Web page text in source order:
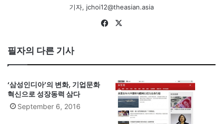
기자, jchoi12@theasian.asia
Fa
필자의 다른 기사
‘삼성인디아’의 변화, 기업문화
혁신으로 성장동력 삼다
September 6, 2016